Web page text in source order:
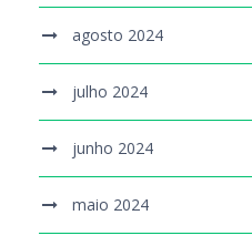
agosto 2024
julho 2024
junho 2024
maio 2024